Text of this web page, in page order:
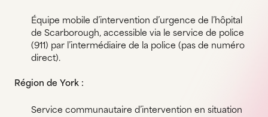
Équipe mobile d’intervention d’urgence de l’hôpital
de Scarborough, accessible via le service de police
(911) par l’intermédiaire de la police (pas de numéro
direct).
Région de York :
Service communautaire d’intervention en situation